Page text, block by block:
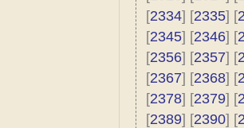
[2334] [2335] [
[2345] [2346] [
[2356] [2357] [
[2367] [2368] [
[2378] [2379] [
[2389] [2390] [